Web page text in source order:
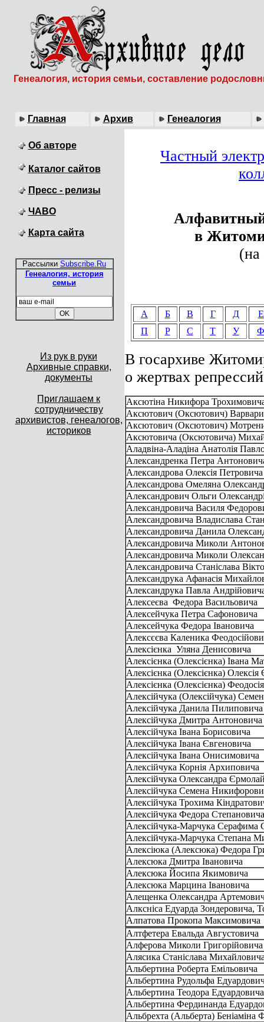
Генеалогия, история семьи, составление
Главная Архив Генеалогия
Об авторе
Каталог сайтов
Пресс - релизы
ЧАВО
Карта сайта
Рассылки Subscribe.Ru
Генеалогия, история
семьи
Из рук в руки
Архивные справки,
документы
Приглашаем к
сотрудничеству
архивистов, генеалогов,
историков
Частный
Алфавитный
в
(на
А Б В Г Д
Е
П
Р С Т У Ф
В госархиве
о жертвах
Аксютіна Никифора
Аксютович (Оксютович)
Аксютович (Оксютович)
Аксютовича (Оксютовича)
Аладвіна-Аладіна Анатолія
Александренка Петра
Александрова Олексія Петровича
Александрова Омеляна
Александрович Ольги
Александровича Василя
Александровича Владислава
Александровича Данила
Александровича Миколи
Александровича Миколи
Александровича Станіслава
Александрука Афанасія
Александрука Павла
Алексеєва Федора Васильовича
Алексейчука Петра Сафоновича
Алексейчука Федора Івановича
Алексєєва Каленика
Алексієнка Уляна Денисовича
Алексієнка (Олексієнка) Івана
Алексієнка (Олексієнка)
Алексієнка (Олексієнка)
Алексійчука (Олексійчука)
Алексійчука Данила
Алексійчука Дмитра Антоновича
Алексійчука Івана Борисовича
Алексійчука Івана Євгеновича
Алексійчука Івана Онисимовича
Алексійчука Корнія Архиповича
Алексійчука Олександра
Алексійчука Семена
Алексійчука Трохима
Алексійчука Федора Степановича
Алексійчука-Марчука Серафима
Алексійчука-Марчука Степана
Алексіюка (Алексюка) Федора
Алексюка Дмитра Івановича
Алексюка Йосипа Якимовича
Алексюка Марцина Івановича
Алещенка Олександра
Алксніса Едуарда Зондеровича,
Алпатова Прокопа Максимовича
Алтфетера Евальда Августовича
Алферова Миколи Григорійовича
Алясика Станіслава
Альбертина Роберта Емільовича
Альбертина Рудольфа
Альбертина Теодора Едуардовича
Альбертина Фердинанда
Альбрехта (Альберта) Беніаміна